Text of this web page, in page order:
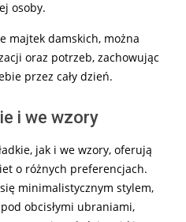
osoby.
majtek damskich, można
oraz potrzeb, zachowując
przez cały dzień.
i we wzory
jak i we wzory, oferują
o różnych preferencjach.
minimalistycznym stylem,
obcisłymi ubraniami,